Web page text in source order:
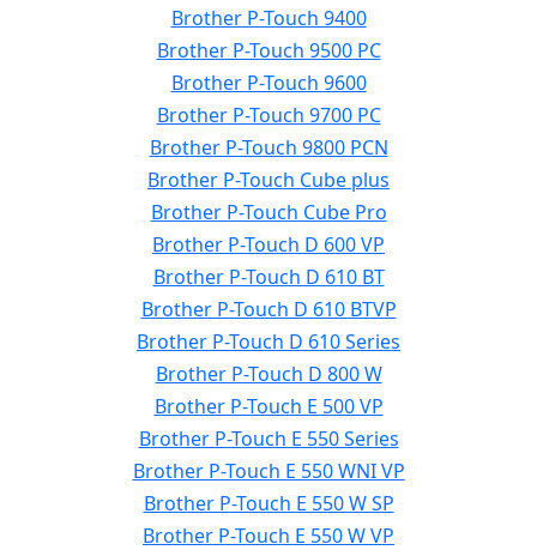
Brother P-Touch 9400
Brother P-Touch 9500 PC
Brother P-Touch 9600
Brother P-Touch 9700 PC
Brother P-Touch 9800 PCN
Brother P-Touch Cube plus
Brother P-Touch Cube Pro
Brother P-Touch D 600 VP
Brother P-Touch D 610 BT
Brother P-Touch D 610 BTVP
Brother P-Touch D 610 Series
Brother P-Touch D 800 W
Brother P-Touch E 500 VP
Brother P-Touch E 550 Series
Brother P-Touch E 550 WNI VP
Brother P-Touch E 550 W SP
Brother P-Touch E 550 W VP